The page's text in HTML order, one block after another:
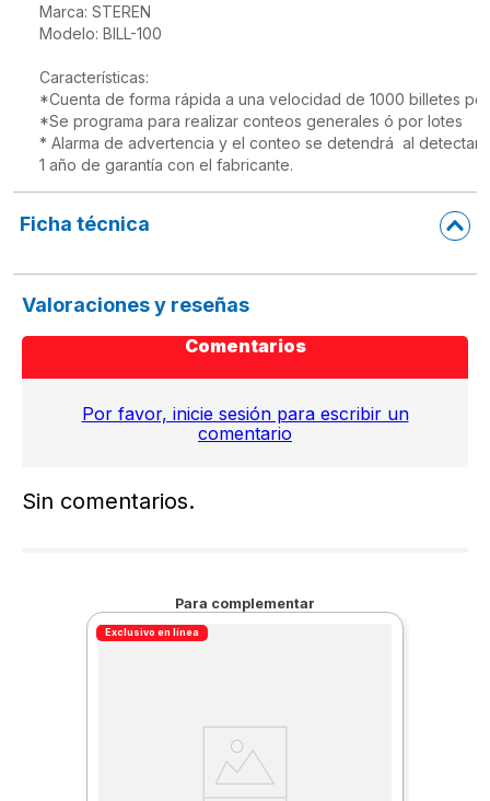
Marca: STEREN
Modelo: BILL-100
Características:
*Cuenta de forma rápida a una velocidad de 1000 billetes
*Se programa para realizar conteos generales ó por lotes
* Alarma de advertencia y el conteo se detendrá  al detectar
Ficha técnica
Valoraciones y reseñas
Comentarios
Por favor, inicie sesión para escribir un
comentario
Sin comentarios.
Para complementar
Exclusivo en línea